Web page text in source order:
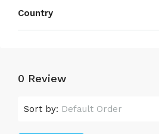
Country
0 Review
Sort by: Default Order